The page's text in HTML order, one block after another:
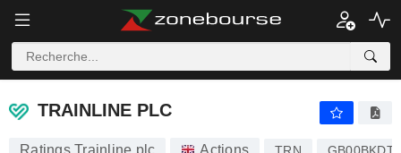
TRAINLINE PLC
TRAINLINE PLC
Ratings Trainline plc Actions